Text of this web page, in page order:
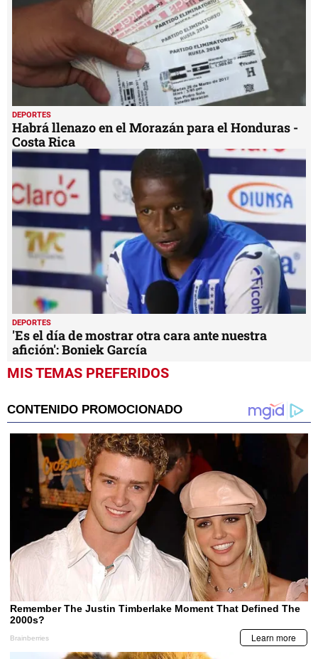
DEPORTES
Habrá llenazo en el Morazán para el Honduras -
Costa Rica
DEPORTES
'Es el día de mostrar otra cara ante nuestra
afición': Boniek García
MIS TEMAS PREFERIDOS